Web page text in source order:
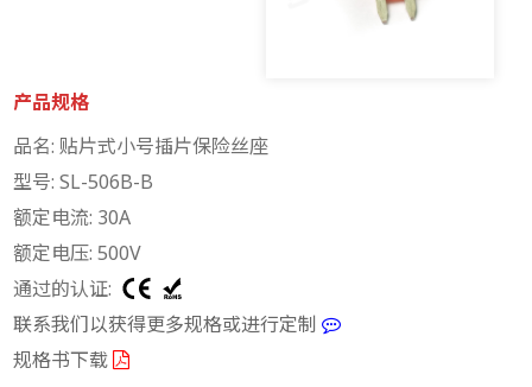
产品规格
品名: 贴片式小号插片保险丝座
型号: SL-506B-B
额定电流: 30A
额定电压: 500V
通过的认证:
联系我们以获得更多规格或进行定制
规格书下载